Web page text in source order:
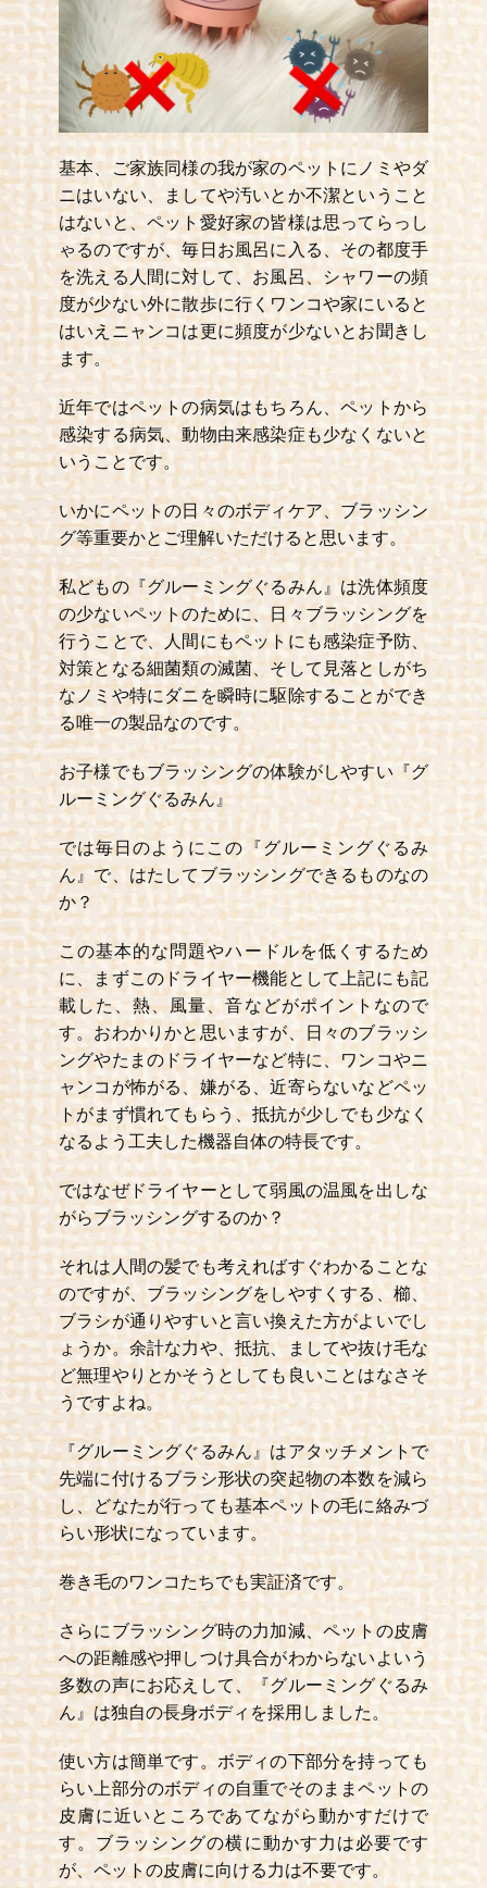
基本、ご家族同様の我が家のペットにノミやダ
ニはいない、ましてや汚いとか不潔ということ
はないと、ペット愛好家の皆様は思ってらっし
ゃるのですが、毎日お風呂に入る、その都度手
を洗える人間に対して、お風呂、シャワーの頻
度が少ない外に散歩に行くワンコや家にいると
はいえニャンコは更に頻度が少ないとお聞きし
ます。
近年ではペットの病気はもちろん、ペットから
感染する病気、動物由来感染症も少なくないと
いうことです。
いかにペットの日々のボディケア、ブラッシン
グ等重要かとご理解いただけると思います。
私どもの『グルーミングぐるみん』は洗体頻度
の少ないペットのために、日々ブラッシングを
行うことで、人間にもペットにも感染症予防、
対策となる細菌類の滅菌、そして見落としがち
なノミや特にダニを瞬時に駆除することができ
る唯一の製品なのです。
お子様でもブラッシングの体験がしやすい『グ
ルーミングぐるみん』
では毎日のようにこの『グルーミングぐるみ
ん』で、はたしてブラッシングできるものなの
か？
この基本的な問題やハードルを低くするため
に、まずこのドライヤー機能として上記にも記
載した、熱、風量、音などがポイントなので
す。おわかりかと思いますが、日々のブラッシ
ングやたまのドライヤーなど特に、ワンコやニ
ャンコが怖がる、嫌がる、近寄らないなどペッ
トがまず慣れてもらう、抵抗が少しでも少なく
なるよう工夫した機器自体の特長です。
ではなぜドライヤーとして弱風の温風を出しな
がらブラッシングするのか？
それは人間の髪でも考えればすぐわかることな
のですが、ブラッシングをしやすくする、櫛、
ブラシが通りやすいと言い換えた方がよいでし
ょうか。余計な力や、抵抗、ましてや抜け毛な
ど無理やりとかそうとしても良いことはなさそ
うですよね。
『グルーミングぐるみん』はアタッチメントで
先端に付けるブラシ形状の突起物の本数を減ら
し、どなたが行っても基本ペットの毛に絡みづ
らい形状になっています。
巻き毛のワンコたちでも実証済です。
さらにブラッシング時の力加減、ペットの皮膚
への距離感や押しつけ具合がわからないよいう
多数の声にお応えして、『グルーミングぐるみ
ん』は独自の長身ボディを採用しました。
使い方は簡単です。ボディの下部分を持っても
らい上部分のボディの自重でそのままペットの
皮膚に近いところであてながら動かすだけで
す。ブラッシングの横に動かす力は必要です
が、ペットの皮膚に向ける力は不要です。